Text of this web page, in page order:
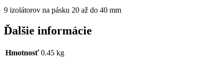
9 izolátorov na pásku 20 až do 40 mm
Ďalšie informácie
Hmotnosť 0.45 kg